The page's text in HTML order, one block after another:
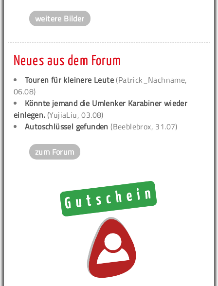
weitere Bilder
Neues aus dem Forum
Touren für kleinere Leute (Patrick_Nachname,
06.08)
Könnte jemand die Umlenker Karabiner wieder
einlegen. (YujiaLiu, 03.08)
Autoschlüssel gefunden (Beeblebrox, 31.07)
zum Forum